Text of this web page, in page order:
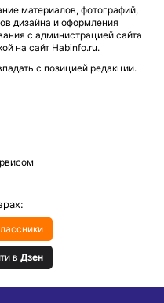
материалов, фотографий,
дизайна и оформления
с администрацией сайта
на сайт Habinfo.ru.
с позицией редакции.
в Дзен